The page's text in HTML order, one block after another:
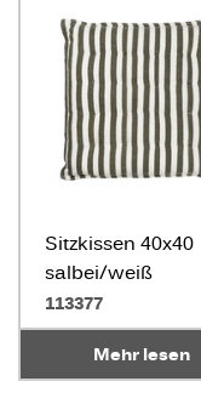
Sitzkissen 40x40
salbei/weiß
113377
Mehr lesen